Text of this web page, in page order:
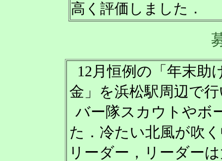
高く評価しました．
12月恒例の「年末助
金」を浜松駅周辺で
バー隊スカウトやボ
た．冷たい北風が吹
リーダー，リーダー